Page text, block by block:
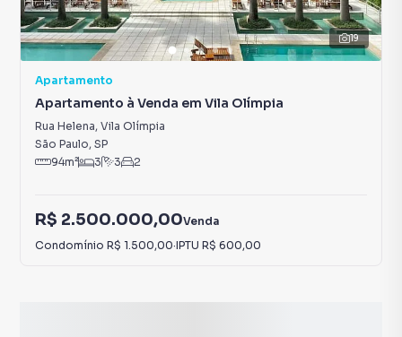
19
Apartamento
Apartamento à Venda em Vila Olímpia
Rua Helena, Vila Olímpia
São Paulo, SP
94m² 3 3 2
R$ 2.500.000,00Venda
Condomínio R$ 1.500,00·IPTU R$ 600,00